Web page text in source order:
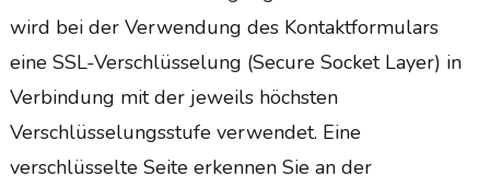
wird bei der Verwendung des Kontaktformulars
eine SSL-Verschlüsselung (Secure Socket Layer) in
Verbindung mit der jeweils höchsten
Verschlüsselungsstufe verwendet. Eine
verschlüsselte Seite erkennen Sie an der